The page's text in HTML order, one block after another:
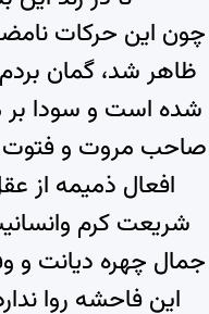
چون این حرکات
ظاهر شد، گمان
شده است و سودا بر
صاحب مروت و فتوت
افعال ذمیمه از
شریعت کرم
جمال چهره دیانت و
این فاحشه روا